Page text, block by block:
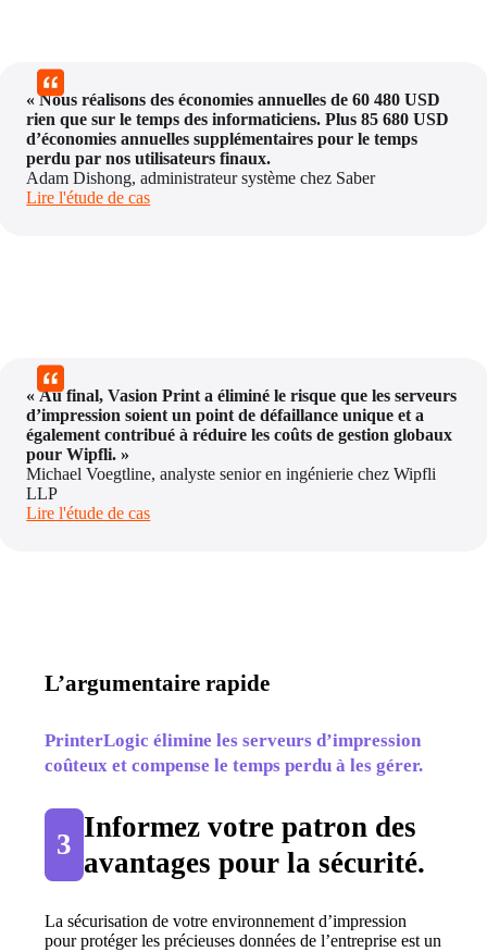
« Nous réalisons des économies annuelles de 60 480 USD
rien que sur le temps des informaticiens. Plus 85 680 USD
d’économies annuelles supplémentaires pour le temps
perdu par nos utilisateurs finaux.
Adam Dishong, administrateur système chez Saber
Lire l'étude de cas
« Au final, Vasion Print a éliminé le risque que les serveurs
d’impression soient un point de défaillance unique et a
également contribué à réduire les coûts de gestion globaux
pour Wipfli. »
Michael Voegtline, analyste senior en ingénierie chez Wipfli
LLP
Lire l'étude de cas
L’argumentaire rapide
PrinterLogic élimine les serveurs d’impression
coûteux et compense le temps perdu à les gérer.
3
Informez votre patron des
avantages pour la sécurité.
La sécurisation de votre environnement d’impression
pour protéger les précieuses données de l’entreprise est un